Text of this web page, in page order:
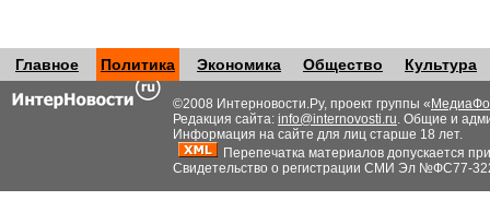
Главное Политика Экономика Общество Культура
©2008 Интерновости.Ру, проект группы «
Редакция сайта: info@internovosti.ru. Общие и
Информация на сайте для лиц старше 18 лет.
Перепечатка материалов допускается
Свидетельство о регистрации СМИ Эл №ФС77-